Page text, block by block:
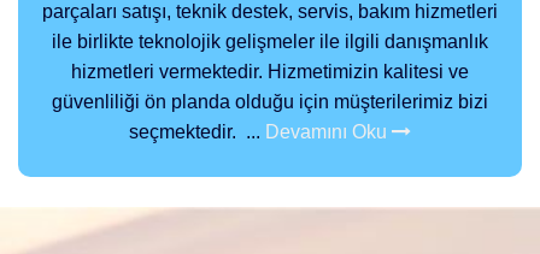
parçaları satışı, teknik destek, servis, bakım hizmetleri
ile birlikte teknolojik gelişmeler ile ilgili danışmanlık
hizmetleri vermektedir. Hizmetimizin kalitesi ve
güvenliliği ön planda olduğu için müşterilerimiz bizi
seçmektedir. ... Devamını Oku